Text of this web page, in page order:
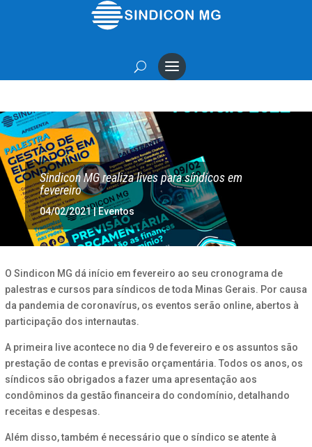
Sindicon MG realiza lives para síndicos em
fevereiro
04/02/2021|Eventos
O Sindicon MG dá início em fevereiro ao seu cronograma de
palestras e cursos para síndicos de toda Minas Gerais. Por causa
da pandemia de coronavírus, os eventos serão online, abertos à
participação dos internautas.
A primeira live acontece no dia 9 de fevereiro e os assuntos são
prestação de contas e previsão orçamentária. Todos os anos, os
síndicos são obrigados a fazer uma apresentação aos
condôminos da gestão financeira do condomínio, detalhando
receitas e despesas.
Além disso, também é necessário que o síndico se atente à